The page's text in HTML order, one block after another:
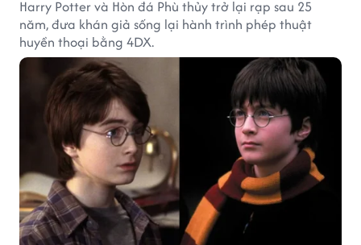
Harry Potter và Hòn đá Phù thủy trở lại rạp sau 25
năm, đưa khán giả sống lại hành trình phép thuật
huyền thoại bằng 4DX.